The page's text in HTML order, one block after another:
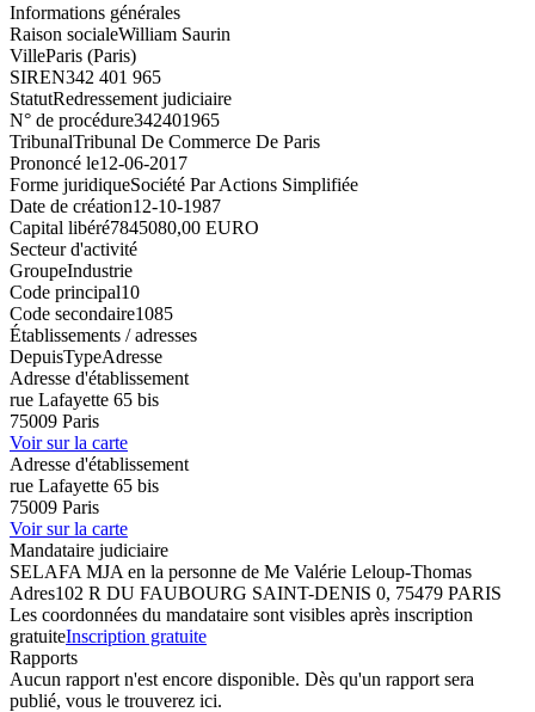
Informations générales
Raison socialeWilliam Saurin
VilleParis (Paris)
SIREN342 401 965
StatutRedressement judiciaire
N° de procédure342401965
TribunalTribunal De Commerce De Paris
Prononcé le12-06-2017
Forme juridiqueSociété Par Actions Simplifiée
Date de création12-10-1987
Capital libéré7845080,00 EURO
Secteur d'activité
GroupeIndustrie
Code principal10
Code secondaire1085
Établissements / adresses
DepuisTypeAdresse
Adresse d'établissement
rue Lafayette 65 bis
75009 Paris
Voir sur la carte
Adresse d'établissement
rue Lafayette 65 bis
75009 Paris
Voir sur la carte
Mandataire judiciaire
SELAFA MJA en la personne de Me Valérie Leloup-Thomas
Adres102 R DU FAUBOURG SAINT-DENIS 0, 75479 PARIS
Les coordonnées du mandataire sont visibles après inscription
gratuiteInscription gratuite
Rapports
Aucun rapport n'est encore disponible. Dès qu'un rapport sera
publié, vous le trouverez ici.